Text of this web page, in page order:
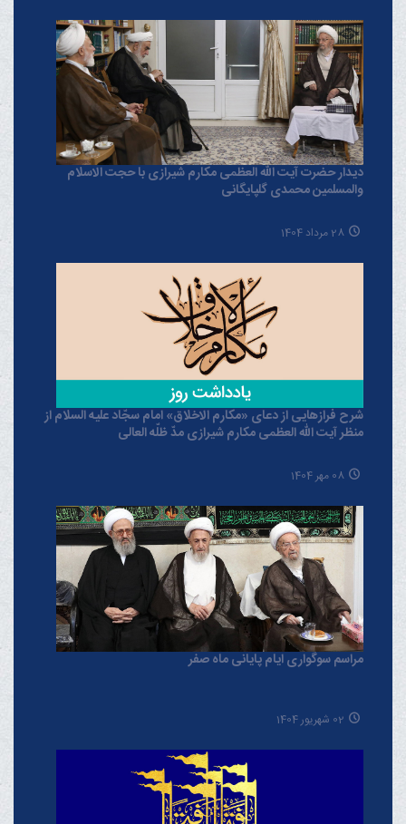
دیدار حضرت آیت الله العظمی مکارم شیرازی با حجت الاسلام
والمسلمین محمدی گلپایگانی
28 مرداد 1404
شرح فرازهایی از دعای «مکارم الاخلاق» امام سجّاد علیه السلام از
منظر آیت الله العظمی مکارم شیرازی مدّ ظلّه العالی
08 مهر 1404
مراسم سوگواری ایام پایانی ماه صفر
02 شهریور 1404